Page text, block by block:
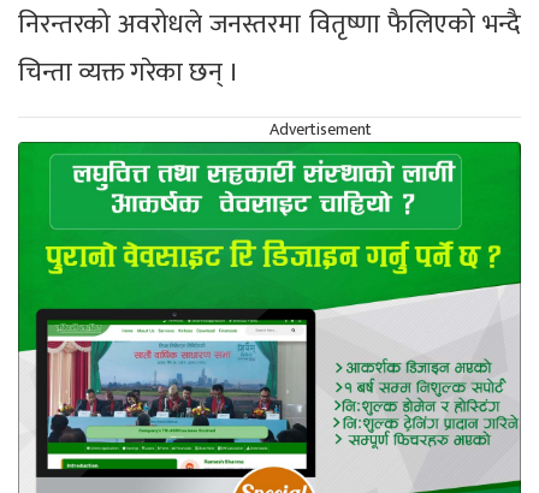
निरन्तरको अवरोधले जनस्तरमा वितृष्णा फैलिएको भन्दै
चिन्ता व्यक्त गरेका छन् ।